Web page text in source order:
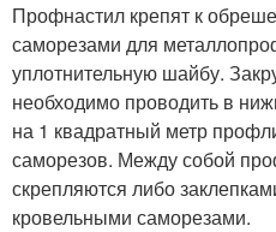
Профнастил крепят к
саморезами для
уплотнительную шайбу.
необходимо проводить в
на 1 квадратный метр
саморезов. Между собой
скрепляются либо
кровельными саморезами.